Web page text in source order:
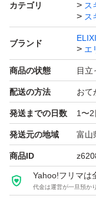
カテゴリ
ス
ス
ブランド
エ
商品の状態 目立
配送の方法 おて
発送までの日数 1〜2
発送元の地域 富山
商品ID
Yahoo!フリマは
代金は運営が一旦預か